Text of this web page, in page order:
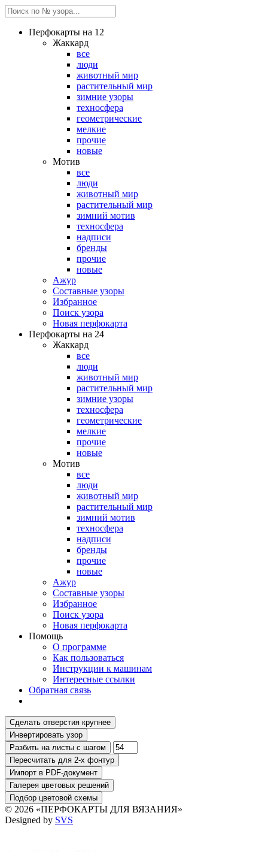
Перфокарты на 12
Жаккард
все
люди
животный мир
растительный мир
зимние узоры
техносфера
геометрические
мелкие
прочие
новые
Мотив
все
люди
животный мир
растительный мир
зимний мотив
техносфера
надписи
бренды
прочие
новые
Ажур
Составные узоры
Избранное
Поиск узора
Новая перфокарта
Перфокарты на 24
Жаккард
все
люди
животный мир
растительный мир
зимние узоры
техносфера
геометрические
мелкие
прочие
новые
Мотив
все
люди
животный мир
растительный мир
зимний мотив
техносфера
надписи
бренды
прочие
новые
Ажур
Составные узоры
Избранное
Поиск узора
Новая перфокарта
Помощь
О программе
Как пользоваться
Инструкции к машинам
Интересные ссылки
Обратная связь
© 2026 «ПЕРФОКАРТЫ ДЛЯ ВЯЗАНИЯ»
Designed by SVS